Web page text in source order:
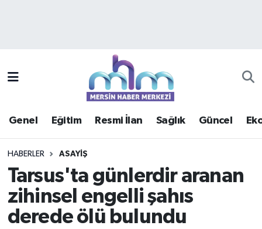
Genel Eğitim Resmi İlan Sağlık Güncel
HABERLER ASAYIŞ
Tarsus'ta günlerdir aranan
zihinsel engelli şahıs
derede ölü bulundu
Güncel
Haberde insan
Mersin Trafik Yoğunluk Haritası
Süper Lig Puan Durumu ve Fikstür
Haber Arşivi